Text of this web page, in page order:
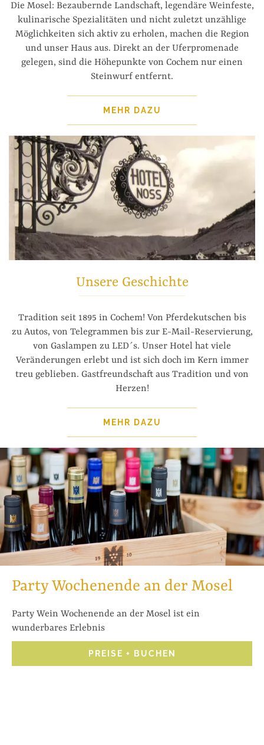
Die Mosel: Bezaubernde Landschaft, legendäre Weinfeste,
kulinarische Spezialitäten und nicht zuletzt unzählige
Möglichkeiten sich aktiv zu erholen, machen die Region
und unser Haus aus. Direkt an der Uferpromenade
gelegen, sind die Höhepunkte von Cochem nur einen
Steinwurf entfernt.
MEHR DAZU
Unsere Geschichte
Tradition seit 1895 in Cochem! Von Pferdekutschen bis
zu Autos, von Telegrammen bis zur E-Mail-Reservierung,
von Gaslampen zu LED´s. Unser Hotel hat viele
Veränderungen erlebt und ist sich doch im Kern immer
treu geblieben. Gastfreundschaft aus Tradition und von
Herzen!
MEHR DAZU
Party Wochenende an der Mosel
Party Wein Wochenende an der Mosel ist ein
wunderbares Erlebnis
PREISE + BUCHEN